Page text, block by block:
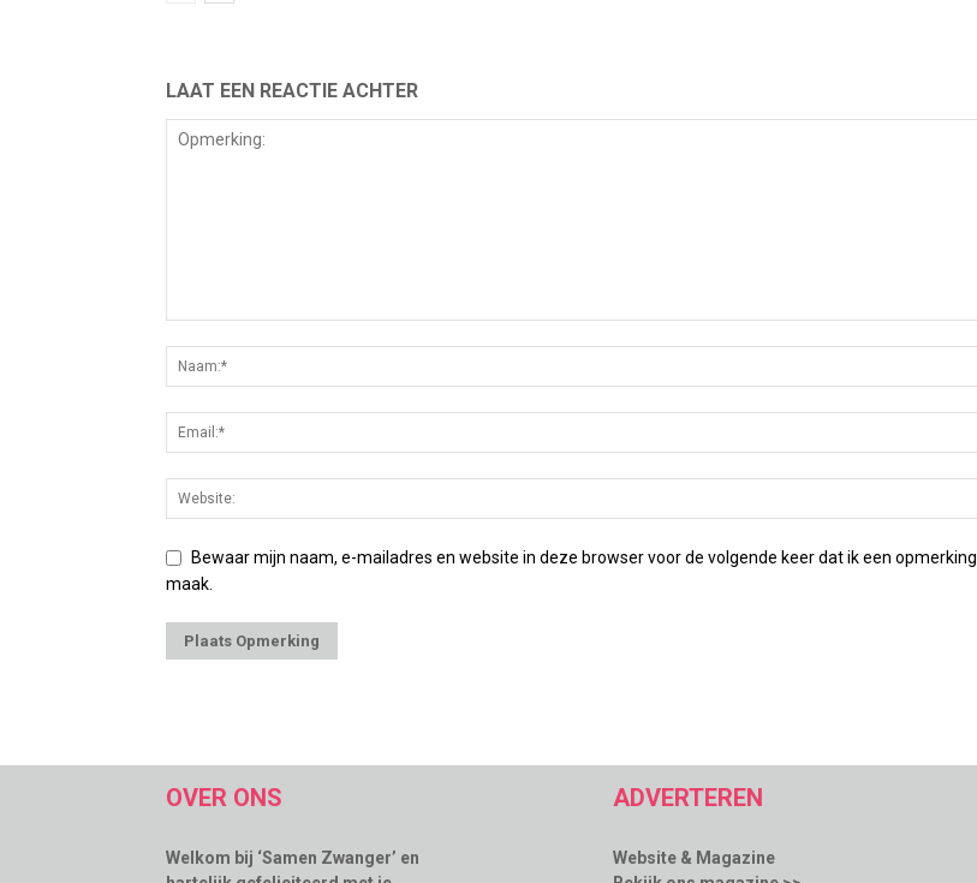
LAAT EEN REACTIE ACHTER
Bewaar mijn naam, e-mailadres en website in deze browser voor de volgende keer dat ik een opmerking
maak.
OVER ONS
Welkom bij ‘Samen Zwanger’ en
ADVERTEREN
Website & Magazine